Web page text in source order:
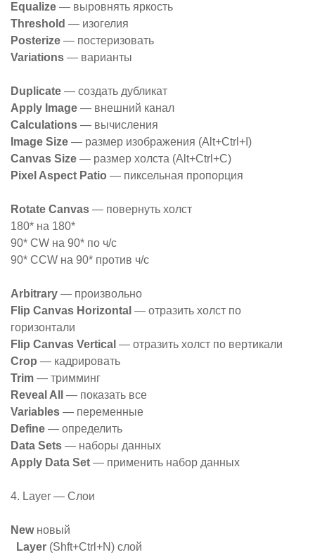
Equalize — выровнять яркость
Threshold — изогелия
Posterize — постеризовать
Variations — варианты
Duplicate — создать дубликат
Apply Image — внешний канал
Calculations — вычисления
Image Size — размер изображения (Alt+Ctrl+I)
Canvas Size — размер холста (Alt+Ctrl+C)
Pixel Aspect Patio — пиксельная пропорция
Rotate Canvas — повернуть холст
180* на 180*
90* CW на 90* по ч/с
90* CCW на 90* против ч/с
Arbitrary — произвольно
Flip Canvas Horizontal — отразить холст по
горизонтали
Flip Canvas Vertical — отразить холст по вертикали
Crop — кадрировать
Trim — тримминг
Reveal All
— показать все
Variables — переменные
Define — определить
Data Sets — наборы данных
Apply Data Set — применить набор данных
4. Layer — Слои
Newновый
Layer (Shft+Ctrl+N) слой